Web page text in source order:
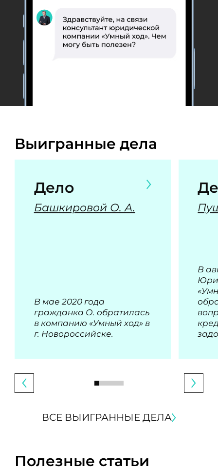
Выигранные дела
Дело
Башкировой О. А.
В мае 2020 года
гражданка О. обратилась
в компанию «Умный ход» в
г. Новороссийске.
В
ВСЕ ВЫИГРАННЫЕ ДЕЛА
Полезные статьи